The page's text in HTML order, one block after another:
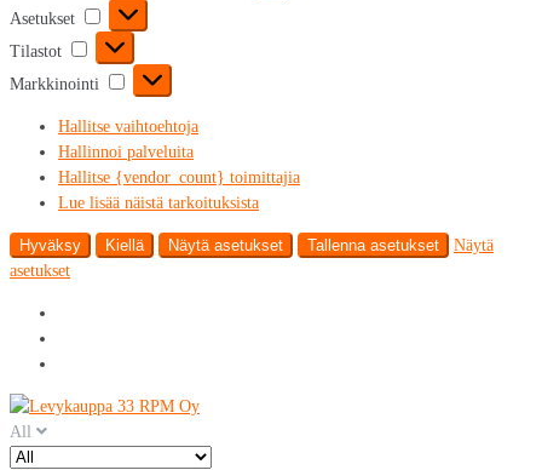
Asetukset
Asetukset
Tilastot Tilastot
Markkinointi Markkinointi
Hallitse vaihtoehtoja
Hallinnoi palveluita
Hallitse {vendor_count} toimittajia
Lue lisää näistä tarkoituksista
Hyväksy Kiellä Näytä asetukset Tallenna asetukset
Näytä
asetukset
Skip
to
navigation
Skip
to
content
All